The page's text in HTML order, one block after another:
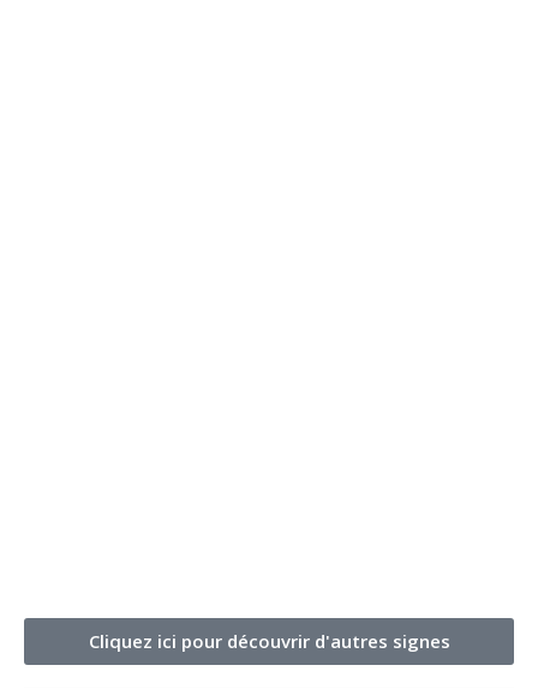
Cliquez ici pour découvrir d'autres signes